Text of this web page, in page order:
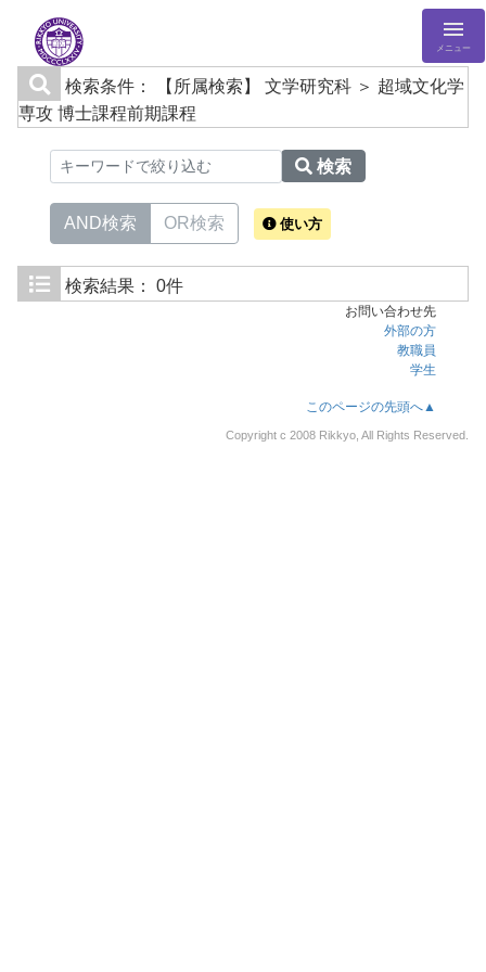
メニュー
検索条件：
【所属検索】 文学研究科 ＞ 超域文化学
専攻 博士課程前期課程
検索
AND検索 OR検索 使い方
検索結果： 0件
お問い合わせ先
外部の方
教職員
学生
このページの先頭へ▲
Copyright c 2008 Rikkyo, All Rights Reserved.